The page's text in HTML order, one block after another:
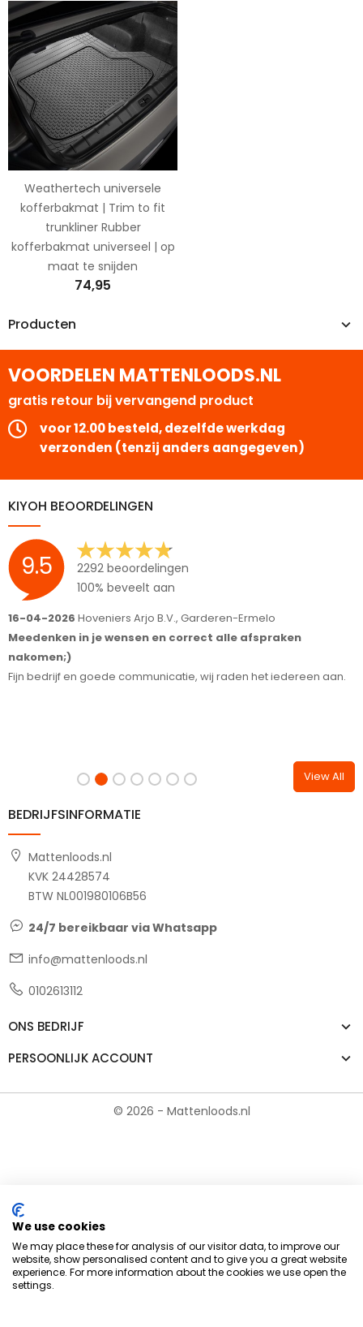
Producten
Weathertech universele
kofferbakmat | Trim to fit
trunkliner Rubber
kofferbakmat universeel | op
maat te snijden
74,95
VOORDELEN MATTENLOODS.NL
gratis retour bij vervangend product
voor 12.00 besteld, dezelfde werkdag
verzonden (tenzij anders aangegeven)
KIYOH BEOORDELINGEN
9.5
2292 beoordelingen
100% beveelt aan
16-04-2026 Hoveniers Arjo B.V., Garderen-Ermelo
Meedenken in je wensen en correct alle afspraken
nakomen;)
Fijn bedrijf en goede communicatie, wij raden het iedereen aan.
View All
BEDRIJFSINFORMATIE
Mattenloods.nl
KVK 24428574
BTW NL001980106B56
24/7 bereikbaar via Whatsapp
info@mattenloods.nl
0102613112
ONS BEDRIJF
PERSOONLIJK ACCOUNT
© 2026 - Mattenloods.nl
We use cookies
We may place these for analysis of our visitor data, to improve our
website, show personalised content and to give you a great website
experience. For more information about the cookies we use open the
settings.